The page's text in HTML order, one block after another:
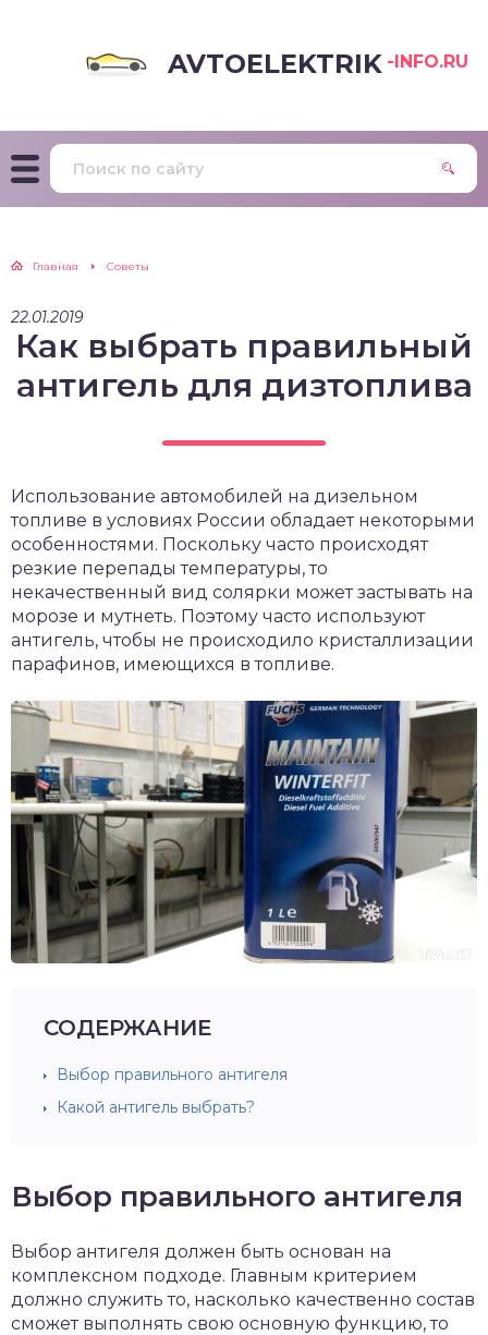
AVTOELEKTRIK -INFO.RU
Главная Советы
22.01.2019
Как выбрать правильный
антигель для дизтоплива
Использование автомобилей на дизельном
топливе в условиях России обладает некоторыми
особенностями. Поскольку часто происходят
резкие перепады температуры, то
некачественный вид солярки может застывать на
морозе и мутнеть. Поэтому часто используют
антигель, чтобы не происходило кристаллизации
парафинов, имеющихся в топливе.
СОДЕРЖАНИЕ
Выбор правильного антигеля
Какой антигель выбрать?
Выбор правильного антигеля
Выбор антигеля должен быть основан на
комплексном подходе. Главным критерием
должно служить то, насколько качественно состав
сможет выполнять свою основную функцию, то